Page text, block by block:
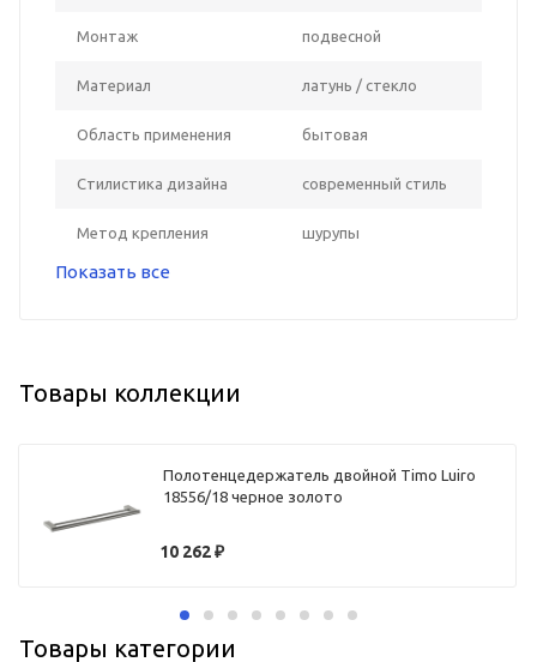
Монтаж подвесной
Материал латунь / стекло
Область применения бытовая
Стилистика дизайна современный стиль
Метод крепления шурупы
Показать все
Товары коллекции
Полотенцедержатель двойной Timo Luiro
18556/18 черное золото
10 262₽
Товары категории